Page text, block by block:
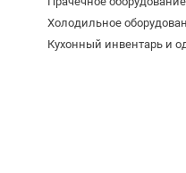
Холодильное
Кухонный инвентарь и